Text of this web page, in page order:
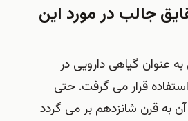
جالب در مورد این
عنوان گیاهی دارویی در
قرار می گرفت. حتی
به قرن شانزدهم بر می گردد